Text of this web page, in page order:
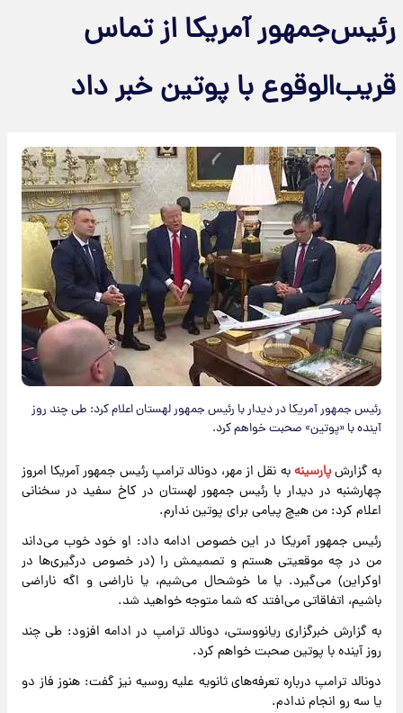
آمریکا از تماس
با پوتین خبر داد
رئیس جمهور آمریکا در دیدار با رئیس جمهور لهستان اعلام کرد: طی چند روز
آینده با «پوتین» صحبت خواهم کرد.
به گزارشپارسینهبه نقل از مهر، دونالد ترامپ رئیس جمهور آمریکا امروز
چهارشنبه در دیدار با رئیس جمهور لهستان در کاخ سفید در سخنانی
اعلام کرد: من هیچ پیامی برای پوتین ندارم.
رئیس جمهور آمریکا در این خصوص ادامه داد: او خود خوب می‌داند
من در چه موقعیتی هستم و تصمیمش را (در خصوص درگیری‌ها در
اوکراین) می‌گیرد. یا ما خوشحال می‌شیم، یا ناراضی و اگه ناراضی
باشیم، اتفاقاتی می‌افتد که شما متوجه خواهید شد.
به گزارش خبرگزاری ریانووستی، دونالد ترامپ در ادامه افزود: طی چند
روز آینده با پوتین صحبت خواهم کرد.
دونالد ترامپ درباره تعرفه‌های ثانویه علیه روسیه نیز گفت: هنوز فاز دو
یا سه رو انجام ندادم.